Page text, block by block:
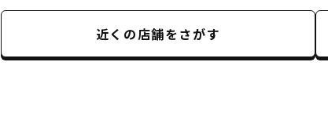
近くの店舗をさがす